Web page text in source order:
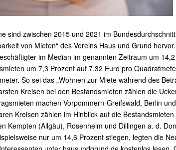
sind zwischen 2015 und 2021 im
von Mieten“ des Vereins Haus und Grund
im Median im genannten Zeitraum um
um 7,3 Prozent auf 7,32 Euro pro
So sei das „Wohnen zur Miete während des
Kreisen bei den Bestandsmieten zählen die
machen Vorpommern-Greifswald, Berlin
Kreisen zählen im Hinblick auf die
Kempten (Allgäu), Rosenheim und Dillingen a. d.
nur um 14,6 Prozent stiegen, legten die